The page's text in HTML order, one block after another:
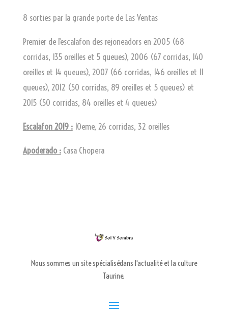
8 sorties par la grande porte de Las Ventas
Premier de l’escalafon des rejoneadors en 2005 (68
corridas, 135 oreilles et 5 queues), 2006 (67 corridas, 140
oreilles et 14 queues), 2007 (66 corridas, 146 oreilles et 11
queues), 2012 (50 corridas, 89 oreilles et 5 queues) et
2015 (50 corridas, 84 oreilles et 4 queues)
Escalafon 2019 :10eme, 26 corridas, 32 oreilles
Apoderado :Casa Chopera
Nous sommes un site spécialisédans l'actualité et la culture
Taurine.